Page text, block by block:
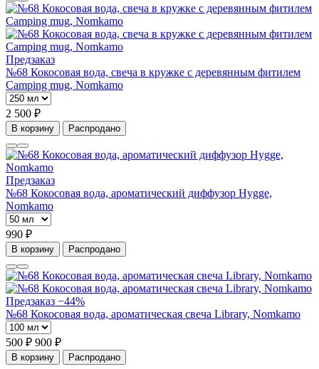
Предзаказ
№68 Кокосовая вода, свеча в кружке с деревянным фитилем
Camping mug, Nomkamo
2 500 ₽
В корзину Распродано
Предзаказ
№68 Кокосовая вода, ароматический диффузор Hygge,
Nomkamo
990 ₽
В корзину Распродано
Предзаказ −44%
№68 Кокосовая вода, ароматическая свеча Library, Nomkamo
500 ₽ 900 ₽
В корзину Распродано